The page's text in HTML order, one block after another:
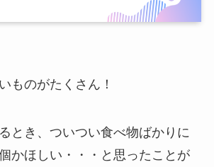
ものがたくさん！
とき、ついつい食べ物ばかりに
かほしい・・・と思ったことが